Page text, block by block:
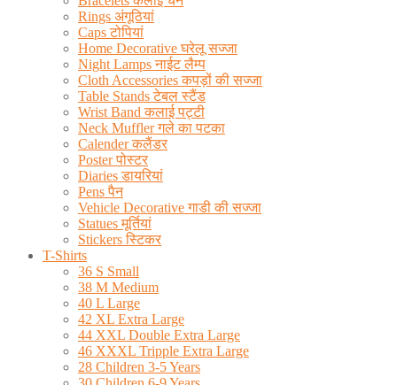
Rings अंगूठियां
Caps टोपियां
Home Decorative घरेलू सज्जा
Night Lamps नाईट लैम्प
Cloth Accessories कपड़ों की सज्जा
Table Stands टेबल स्टैंड
Wrist Band कलाई पट्टी
Neck Muffler गले का पटका
Calender कलैंडर
Poster पोस्टर
Diaries डायरियां
Pens पैन
Vehicle Decorative गाडी की सज्जा
Statues मूर्तियां
Stickers स्टिकर
T-Shirts
36 S Small
38 M Medium
40 L Large
42 XL Extra Large
44 XXL Double Extra Large
46 XXXL Tripple Extra Large
28 Children 3-5 Years